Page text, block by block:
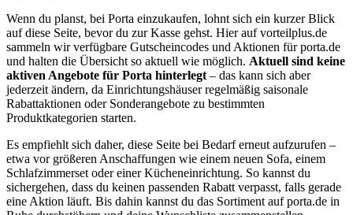
Wenn du planst, bei Porta einzukaufen, lohnt sich ein kurzer Blick
auf diese Seite, bevor du zur Kasse gehst. Hier auf vorteilplus.de
sammeln wir verfügbare Gutscheincodes und Aktionen für porta.de
und halten die Übersicht so aktuell wie möglich. Aktuell sind keine
aktiven Angebote für Porta hinterlegt – das kann sich aber
jederzeit ändern, da Einrichtungshäuser regelmäßig saisonale
Rabattaktionen oder Sonderangebote zu bestimmten
Produktkategorien starten.
Es empfiehlt sich daher, diese Seite bei Bedarf erneut aufzurufen –
etwa vor größeren Anschaffungen wie einem neuen Sofa, einem
Schlafzimmerset oder einer Kücheneinrichtung. So kannst du
sichergehen, dass du keinen passenden Rabatt verpasst, falls gerade
eine Aktion läuft. Bis dahin kannst du das Sortiment auf porta.de in